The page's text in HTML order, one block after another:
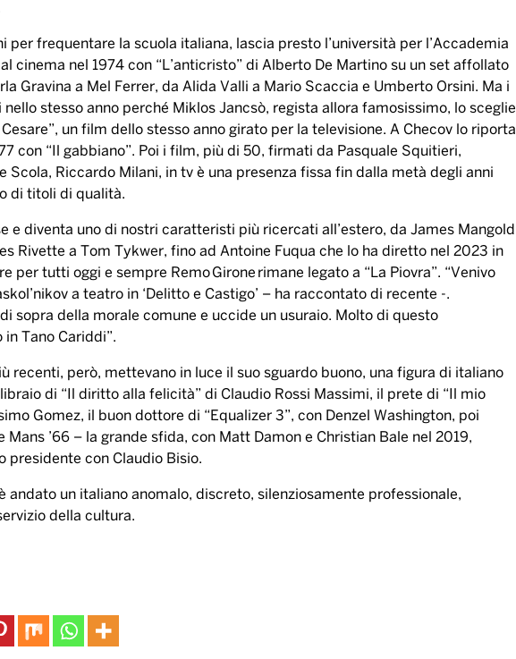
per frequentare la scuola italiana, lascia presto l’università per l’Accademia
cinema nel 1974 con “L’anticristo” di Alberto De Martino su un set affollato
Gravina a Mel Ferrer, da Alida Valli a Mario Scaccia e Umberto Orsini. Ma i
stesso anno perché Miklos Jancsò, regista allora famosissimo, lo sceglie
un film dello stesso anno girato per la televisione. A Checov lo riporta
con “Il gabbiano”. Poi i film, più di 50, firmati da Pasquale Squitieri,
Scola, Riccardo Milani, in tv è una presenza fissa fin dalla metà degli anni
di titoli di qualità.
e diventa uno di nostri caratteristi più ricercati all’estero, da James Mangold
Rivette a Tom Tykwer, fino ad Antoine Fuqua che lo ha diretto nel 2023 in
per tutti oggi e sempre Remo Girone rimane legato a “La Piovra”. “Venivo
a teatro in ‘Delitto e Castigo’ – ha raccontato di recente -.
sopra della morale comune e uccide un usuraio. Molto di questo
in Tano Cariddi”.
recenti, però, mettevano in luce il suo sguardo buono, una figura di italiano
di “Il diritto alla felicità” di Claudio Rossi Massimi, il prete di “Il mio
Gomez, il buon dottore di “Equalizer 3”, con Denzel Washington, poi
Mans ’66 – la grande sfida, con Matt Damon e Christian Bale nel 2019,
presidente con Claudio Bisio.
andato un italiano anomalo, discreto, silenziosamente professionale,
della cultura.